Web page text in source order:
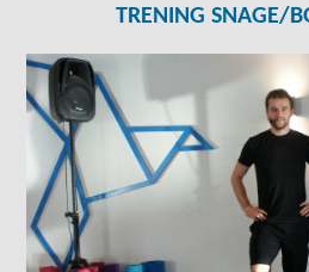
TRENING SNAGE/